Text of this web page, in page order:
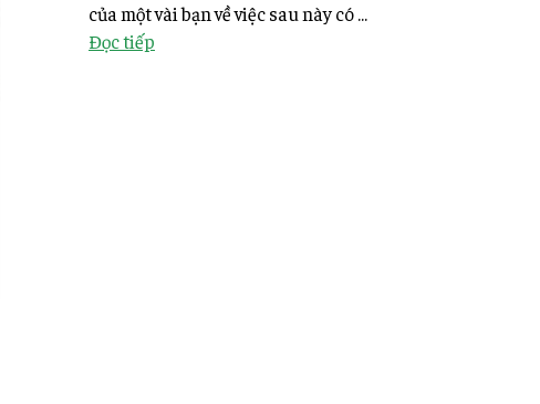
của một vài bạn về việc sau này có ...
Đọc tiếp